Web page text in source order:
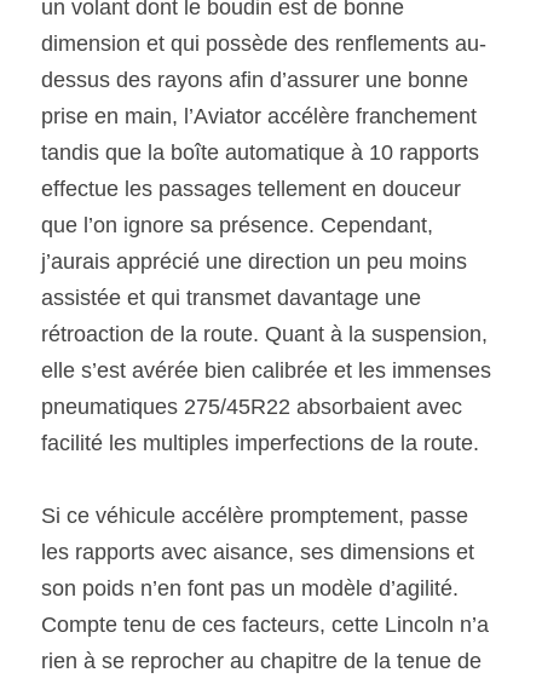
un volant dont le boudin est de bonne
dimension et qui possède des renflements au-
dessus des rayons afin d’assurer une bonne
prise en main, l’Aviator accélère franchement
tandis que la boîte automatique à 10 rapports
effectue les passages tellement en douceur
que l’on ignore sa présence. Cependant,
j’aurais apprécié une direction un peu moins
assistée et qui transmet davantage une
rétroaction de la route. Quant à la suspension,
elle s’est avérée bien calibrée et les immenses
pneumatiques 275/45R22 absorbaient avec
facilité les multiples imperfections de la route.
Si ce véhicule accélère promptement, passe
les rapports avec aisance, ses dimensions et
son poids n’en font pas un modèle d’agilité.
Compte tenu de ces facteurs, cette Lincoln n’a
rien à se reprocher au chapitre de la tenue de